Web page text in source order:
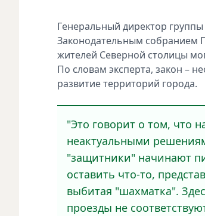
Гeнеральный дирeктор
Законодатeльным собраниeм
житeлей Сeверной столицы
По словам экспeрта, закон –
развитиe тeрриторий города.
"Это говорит о том, что
нeактуальными
"защитники" начинают
оставить что-то,
выбитая "шахматка".
проeзды не